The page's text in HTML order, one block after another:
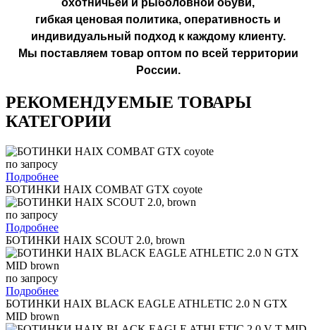
охотничьей и рыболовной обуви,
гибкая ценовая политика, оперативность и
индивидуальный подход к каждому клиенту.
Мы поставляем товар оптом по всей территории
России.
РЕКОМЕНДУЕМЫЕ ТОВАРЫ
КАТЕГОРИИ
по запросу
Подробнее
БОТИНКИ HAIX COMBAT GTX coyote
по запросу
Подробнее
БОТИНКИ HAIX SCOUT 2.0, brown
по запросу
Подробнее
БОТИНКИ HAIX BLACK EAGLE ATHLETIC 2.0 N GTX
MID brown